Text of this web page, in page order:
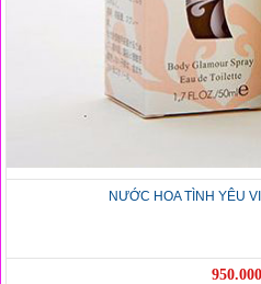
NƯỚC HOA TÌNH YÊU